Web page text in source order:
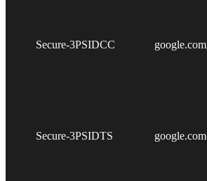
Secure-3PSIDCC google.com
Secure-3PSIDTS google.com